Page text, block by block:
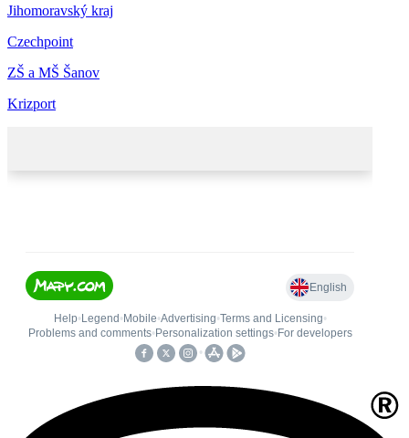
Jihomoravský kraj
Czechpoint
ZŠ a MŠ Šanov
Krizport